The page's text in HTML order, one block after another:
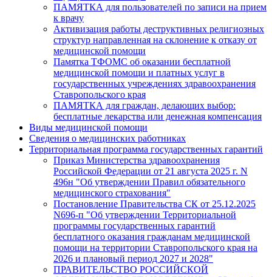
ПАМЯТКА для пользователей по записи на прием
к врачу
Активизация работы деструктивных религиозных
структур направленная на склонение к отказу от
медицинской помощи
Памятка ТФОМС об оказании бесплатной
медицинской помощи и платных услуг в
государственных учреждениях здравоохранения
Ставропольского края
ПАМЯТКА для граждан, делающих выбор:
бесплатные лекарства или денежная компенсация
Виды медицинской помощи
Сведения о медицинских работниках
Территориальная программа государственных гарантий
Приказ Министерства здравоохранения
Российской Федерации от 21 августа 2025 г. N
496н "Об утверждении Правил обязательного
медицинского страхования"
Постановление Правительства СК от 25.12.2025
N696-п "Об утверждении Территориальной
программы государственных гарантий
бесплатного оказания гражданам медицинской
помощи на территории Ставропольского края на
2026 и плановый период 2027 и 2028"
ПРАВИТЕЛЬСТВО РОССИЙСКОЙ